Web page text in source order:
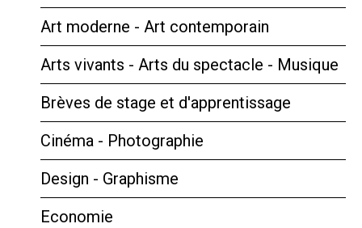
Art moderne - Art contemporain
Arts vivants - Arts du spectacle - Musique
Brèves de stage et d'apprentissage
Cinéma - Photographie
Design - Graphisme
Economie